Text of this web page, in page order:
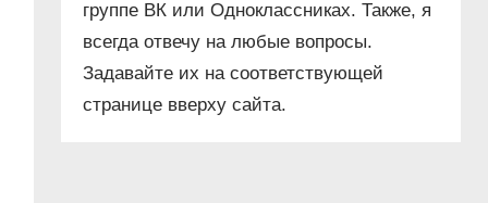
группе ВК или Одноклассниках. Также, я
всегда отвечу на любые вопросы.
Задавайте их на соответствующей
странице вверху сайта.